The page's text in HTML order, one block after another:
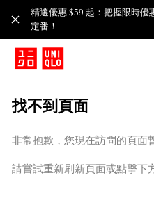
精選優惠 $59 起：把握限時優
定番！​
找不到頁面
非常抱歉，您現在訪問的頁面
請嘗試重新刷新頁面或點擊下